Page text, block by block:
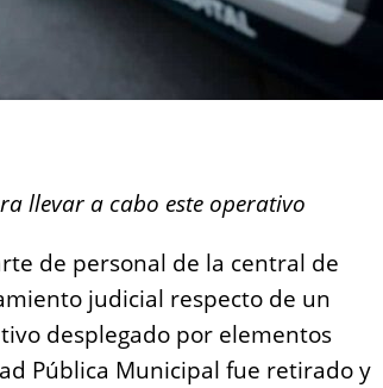
llevar a cabo este operativo
de personal de la central de
judicial respecto de un
desplegado por elementos
Pública Municipal fue retirado y